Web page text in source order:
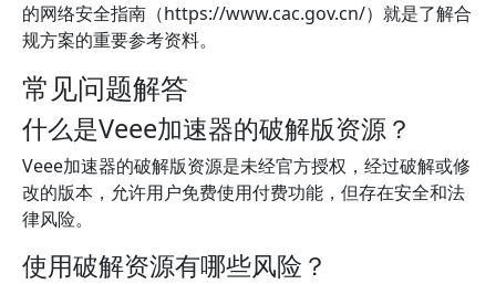
的网络安全指南（https://www.cac.gov.cn/）就是了解合
规方案的重要参考资料。
常见问题解答
什么是Veee加速器的破解版资源？
Veee加速器的破解版资源是未经官方授权，经过破解或修
改的版本，允许用户免费使用付费功能，但存在安全和法
律风险。
使用破解资源有哪些风险？